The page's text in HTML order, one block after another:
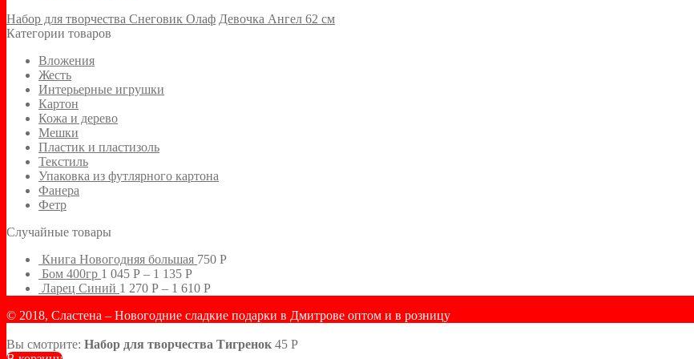
Набор для творчества Снеговик Олаф Девочка Ангел 62 см
Категории товаров
Вложения
Жесть
Интерьерные игрушки
Картон
Кожа и дерево
Мешки
Пластик и пластизоль
Текстиль
Упаковка из футлярного картона
Фанера
Фетр
Случайные товары
Книга Новогодняя большая 750 Р
Бом 400гр 1 045 Р – 1 135 Р
Ларец Синий 1 270 Р – 1 610 Р
© 2018, Сластена – Новогодние сладкие подарки в Дмитрове оптом и в розницу
Вы смотрите: Набор для творчества Тигренок 45 Р